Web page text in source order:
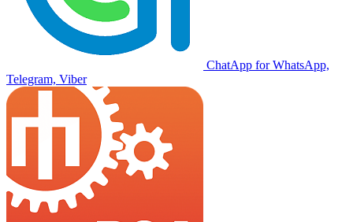
ChatApp for WhatsApp,
Telegram, Viber